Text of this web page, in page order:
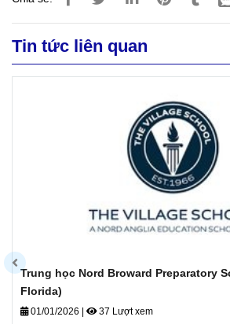
Tin tức liên quan
Trung học Nord Broward Preparatory
Florida)
01/01/2026 | 37 Lượt xem